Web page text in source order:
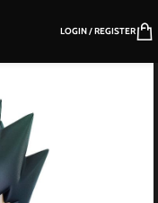
LOGIN / REGISTER